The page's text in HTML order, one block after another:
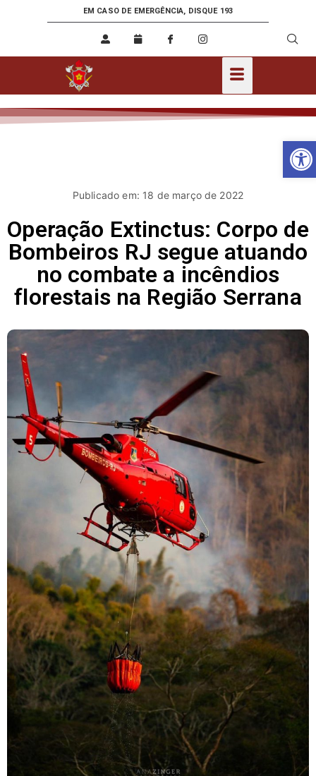
EM CASO DE EMERGÊNCIA, DISQUE 193
Publicado em: 18 de março de 2022
Operação Extinctus: Corpo de
Bombeiros RJ segue atuando
no combate a incêndios
florestais na Região Serrana